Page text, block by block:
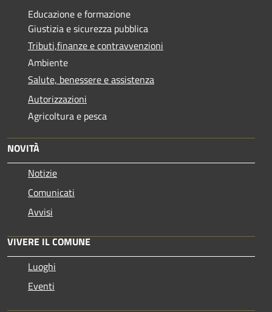
Educazione e formazione
Giustizia e sicurezza pubblica
Tributi,finanze e contravvenzioni
Ambiente
Salute, benessere e assistenza
Autorizzazioni
Agricoltura e pesca
NOVITÀ
Notizie
Comunicati
Avvisi
VIVERE IL COMUNE
Luoghi
Eventi